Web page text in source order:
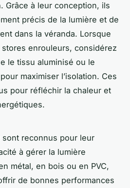
Grâce à leur conception, ils
précis de la lumière et de
dans la véranda. Lorsque
enrouleurs, considérez
le tissu aluminisé ou le
maximiser l’isolation. Ces
pour réfléchir la chaleur et
sont reconnus pour leur
à gérer la lumière
métal, en bois ou en PVC,
de bonnes performances